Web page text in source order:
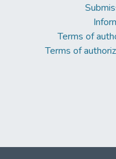
Terms of
Terms of